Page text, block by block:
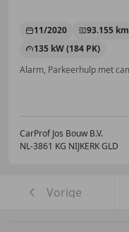
11/2020 93.155 km
135 kW (184 PK)
CarProf Jos Bouw B.V.
NL-3861 KG NIJKERK GLD
Vorige